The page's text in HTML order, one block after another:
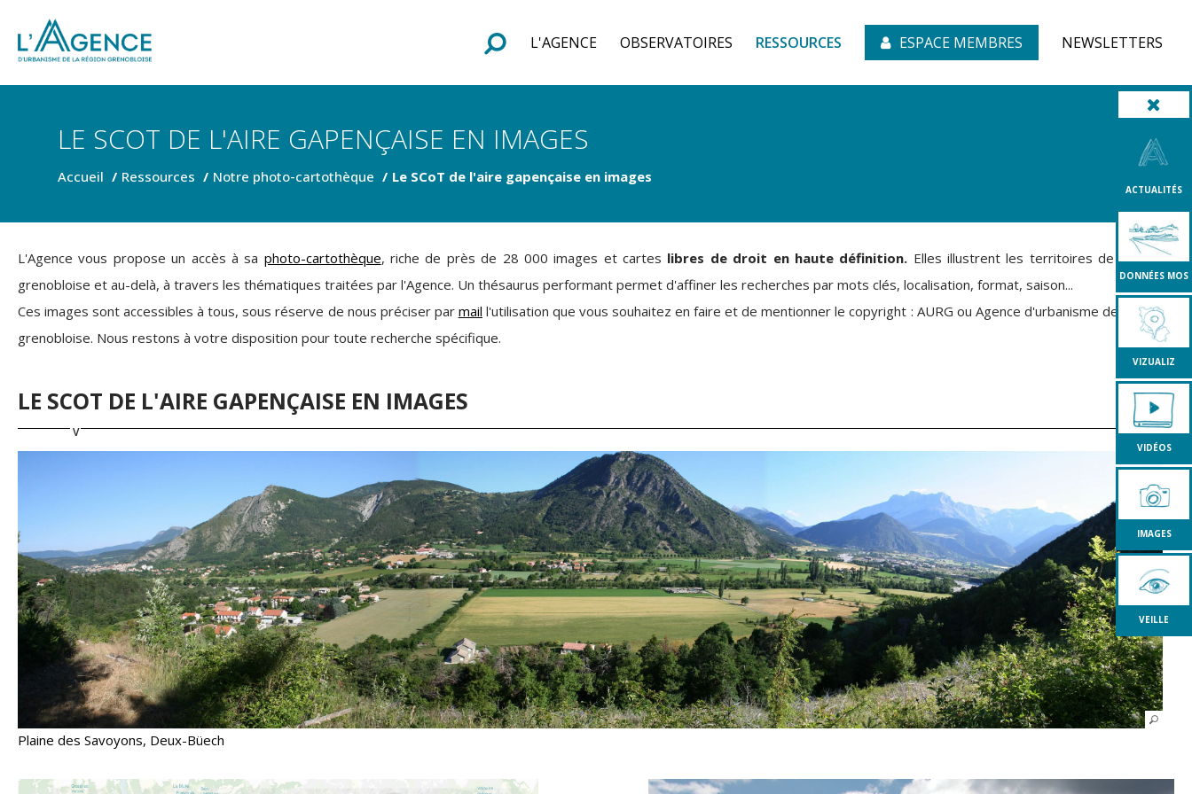
F
o
r
m
u
l
a
i
r
e
d
e
r
e
c
h
e
r
c
h
e L'AGENCE OBSERVATOIRES RESSOURCES ESPACE MEMBRES NEWSLETTERS
LE SCOT DE L'AIRE GAPENÇAISE EN IMAGES
Accueil Ressources Notre photo-cartothèque Le SCoT de l'aire gapençaise en images
ACTUALITÉS
DONNÉES MOS
VIZUALIZ
VIDÉOS
IMAGES
VEILLE
L'Agence vous propose un accès à sa photo-cartothèque, riche de près de 28 000 images et cartes libres de droit en haute définition. Elles illustrent les territoires de la région
grenobloise et au-delà, à travers les thématiques traitées par l'Agence. Un thésaurus performant permet d'affiner les recherches par mots clés, localisation, format, saison...
Ces images sont accessibles à tous, sous réserve de nous préciser par mail l'utilisation que vous souhaitez en faire et de mentionner le copyright : AURG ou Agence d'urbanisme de la région
grenobloise. Nous restons à votre disposition pour toute recherche spécifique.
LE SCOT DE L'AIRE GAPENÇAISE EN IMAGES
Plaine des Savoyons, Deux-Büech